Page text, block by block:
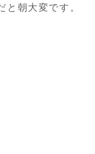
と朝大変です。